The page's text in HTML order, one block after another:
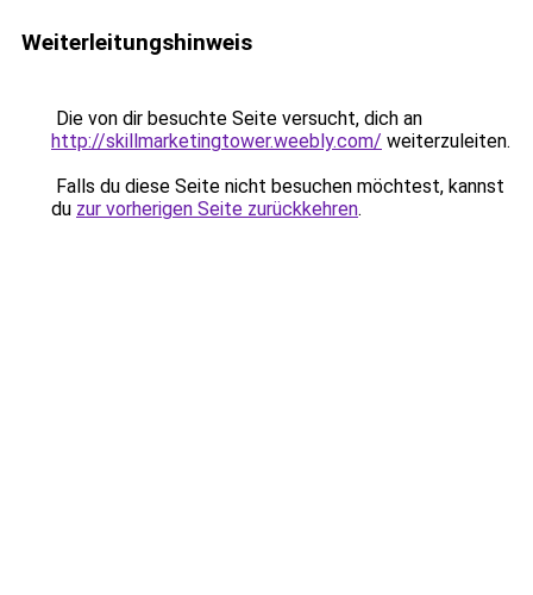
Weiterleitungshinweis
Die von dir besuchte Seite versucht, dich an
http://skillmarketingtower.weebly.com/ weiterzuleiten.
Falls du diese Seite nicht besuchen möchtest, kannst
du zur vorherigen Seite zurückkehren.